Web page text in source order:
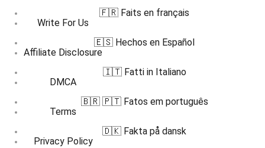
Write For Us
Affiliate Disclosure
DMCA
Terms
Privacy Policy
🇫🇷 Faits en français
🇪🇸 Hechos en Español
🇮🇹 Fatti in Italiano
🇧🇷 🇵🇹 Fatos em português
🇩🇰 Fakta på dansk